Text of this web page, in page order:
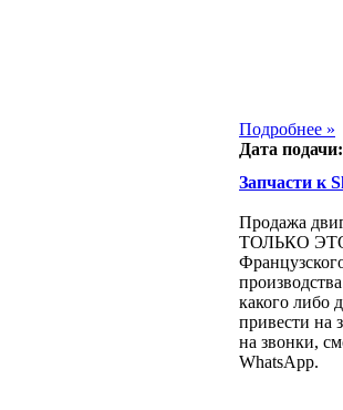
Подробнее »
Дата подачи:
Запчасти к
Продажа
ТОЛЬКО ЭТО
какого либо
привести на
на звонки,
WhatsApp.